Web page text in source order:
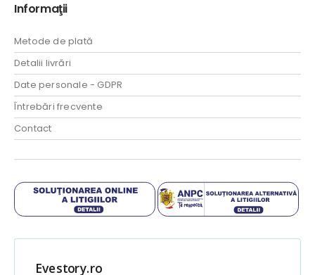
Informaţii
Metode de plată
Detalii livrări
Date personale - GDPR
Întrebări frecvente
Contact
Evestory.ro